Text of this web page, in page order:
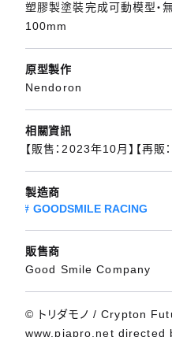
塑膠製塗裝完成可動模型・
100mm
原型製作
Nendoron
相關資訊
【販售：2023年10月】【再販
製造商
GOODSMILE RACING
販售商
Good Smile Company
© トリダモノ / Crypton
www.piapro.net directed